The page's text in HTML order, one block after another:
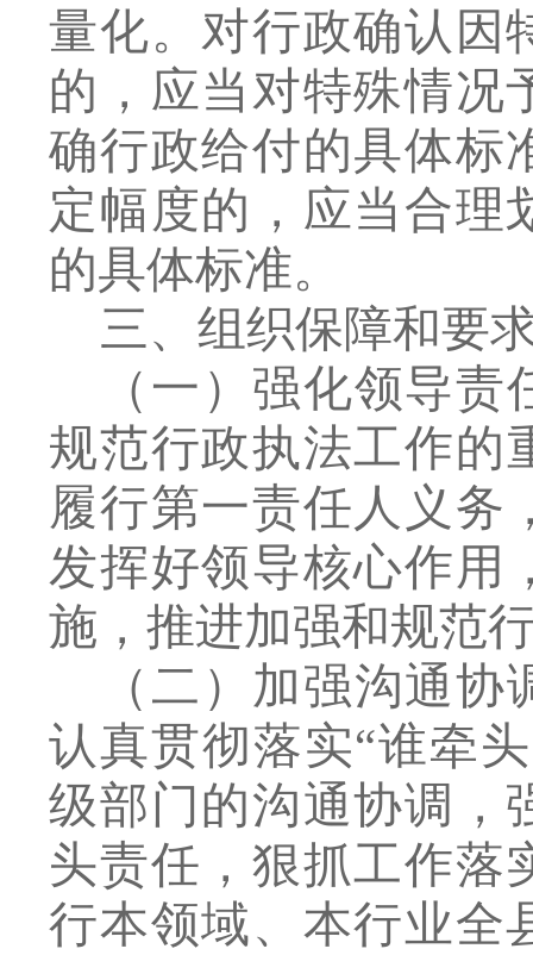
量化。对行政确认因
的，应当对特殊情况
确行政给付的具体标
定幅度的，应当合理
的具体标准。
三、组织保障和要
（一）强化领导责
规范行政执法工作的
履行第一责任人义务
发挥好领导核心作用
施，推进加强和规范
（二）加强沟通协
认真贯彻落实“谁牵
级部门的沟通协调，
头责任，狠抓工作落
行本领域、本行业全